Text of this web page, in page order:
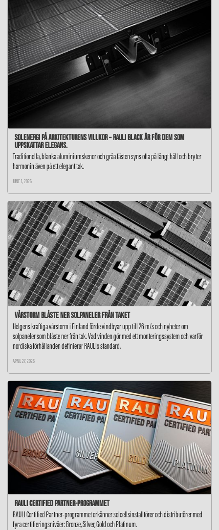
Solenergi på arkitekturens villkor – RAULI BLACK är för dem som
uppskattar elegans.
Traditionella, blanka aluminiumskenor och gråa fästen syns ofta på långt håll och bryter
harmonin även på ett elegant tak.
JUNE 1, 2026
Vårstorm blåste ner solpaneler från taket
Helgens kraftiga vårstorm i Finland förde vindbyar upp till 26 m/s och nyheter om
solpaneler som blåste ner från tak. Vad vinden gör med ett monteringssystem och varför
nordiska förhållanden definierar RAULIs standard.
APRIL 27, 2026
RAULI Certified Partner-programmet
RAULI Certified Partner-programmet erkänner solcellsinstalltörer och distributörer med
fyra certifieringsnivåer: Bronze, Silver, Gold och Platinum.